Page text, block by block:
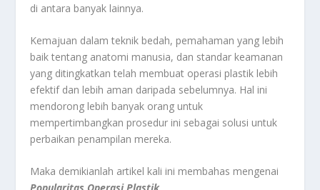
di antara banyak lainnya.
Kemajuan dalam teknik bedah, pemahaman yang lebih
baik tentang anatomi manusia, dan standar keamanan
yang ditingkatkan telah membuat operasi plastik lebih
efektif dan lebih aman daripada sebelumnya. Hal ini
mendorong lebih banyak orang untuk
mempertimbangkan prosedur ini sebagai solusi untuk
perbaikan penampilan mereka.
Maka demikianlah artikel kali ini membahas mengenai